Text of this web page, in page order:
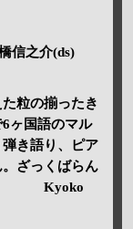
信之介(ds)
粒の揃ったき
ヶ国語のマル
き語り、ピア
ざっくばらん
す。 Kyoko